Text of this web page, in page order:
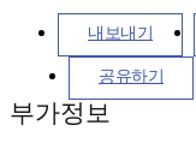
내보내기
공유하기
부가정보